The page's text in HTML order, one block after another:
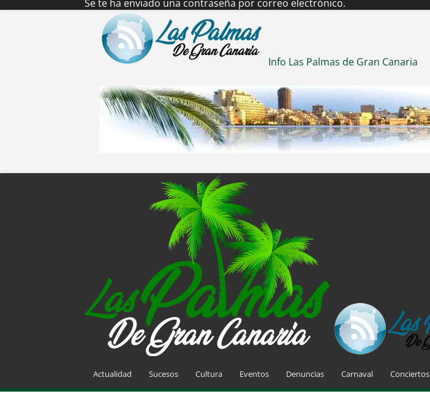
Se te ha enviado una contraseña por correo electrónico.
Info Las Palmas de Gran Canaria
Actualidad Sucesos Cultura Eventos Denuncias Carnaval Conciertos